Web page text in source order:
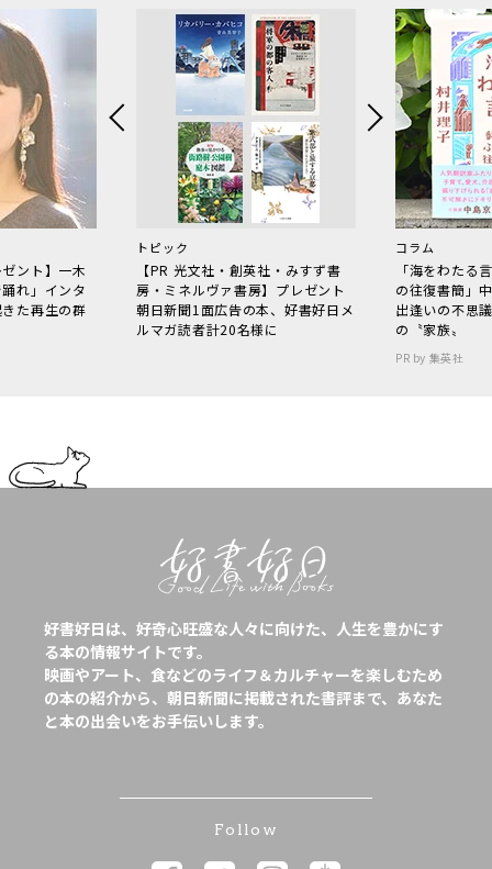
ント】一木
れ」インタ
た再生の群
トピック
【PR 光文社・創英社・みすず書
房・ミネルヴァ書房】プレゼント
朝日新聞1面広告の本、好書好日メ
ルマガ読者計20名様に
コラム
「海をわた
の往復書簡」
出逢いの不思
の〝家族〟
PR by 集英社
好書好日は、好奇心旺盛な人々に向けた、人生を豊かにす
る本の情報サイトです。
映画やアート、食などのライフ＆カルチャーを楽しむため
の本の紹介から、朝日新聞に掲載された書評まで、あなた
と本の出会いをお手伝いします。
Follow